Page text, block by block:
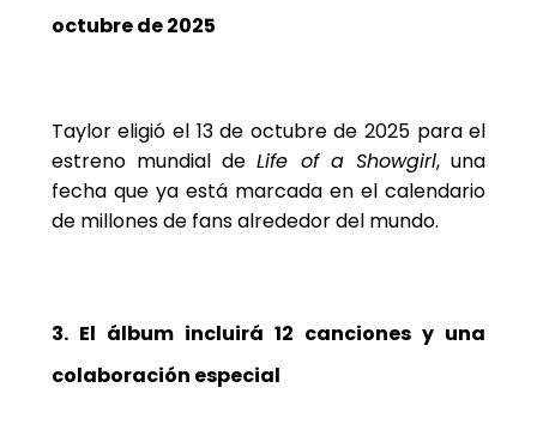
octubre de 2025
Taylor eligió el 13 de octubre de 2025 para el
estreno mundial deLife of a Showgirl, una
fecha que ya está marcada en el calendario
de millones de fans alrededor del mundo.
3. El álbum incluirá 12 canciones y una
colaboración especial